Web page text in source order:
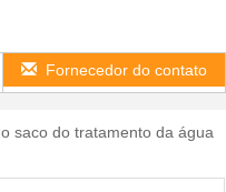
Fornecedor do contato
saco do tratamento da água